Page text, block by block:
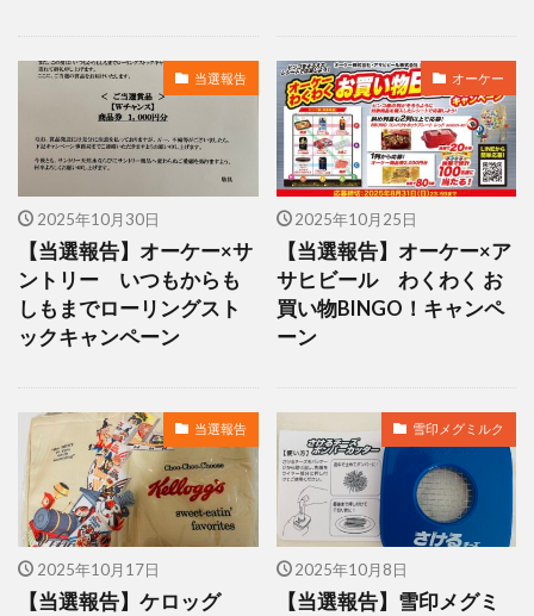
当選報告
2025年10月30日
【当選報告】オーケー×サ
ントリー いつもからも
しもまでローリングスト
ックキャンペーン
オーケー
2025年10月25日
【当選報告】オーケー×ア
サヒビール わくわく お
買い物BINGO！キャンペ
ーン
当選報告
2025年10月17日
【当選報告】ケロッグ
雪印メグミルク
2025年10月8日
【当選報告】雪印メグミ